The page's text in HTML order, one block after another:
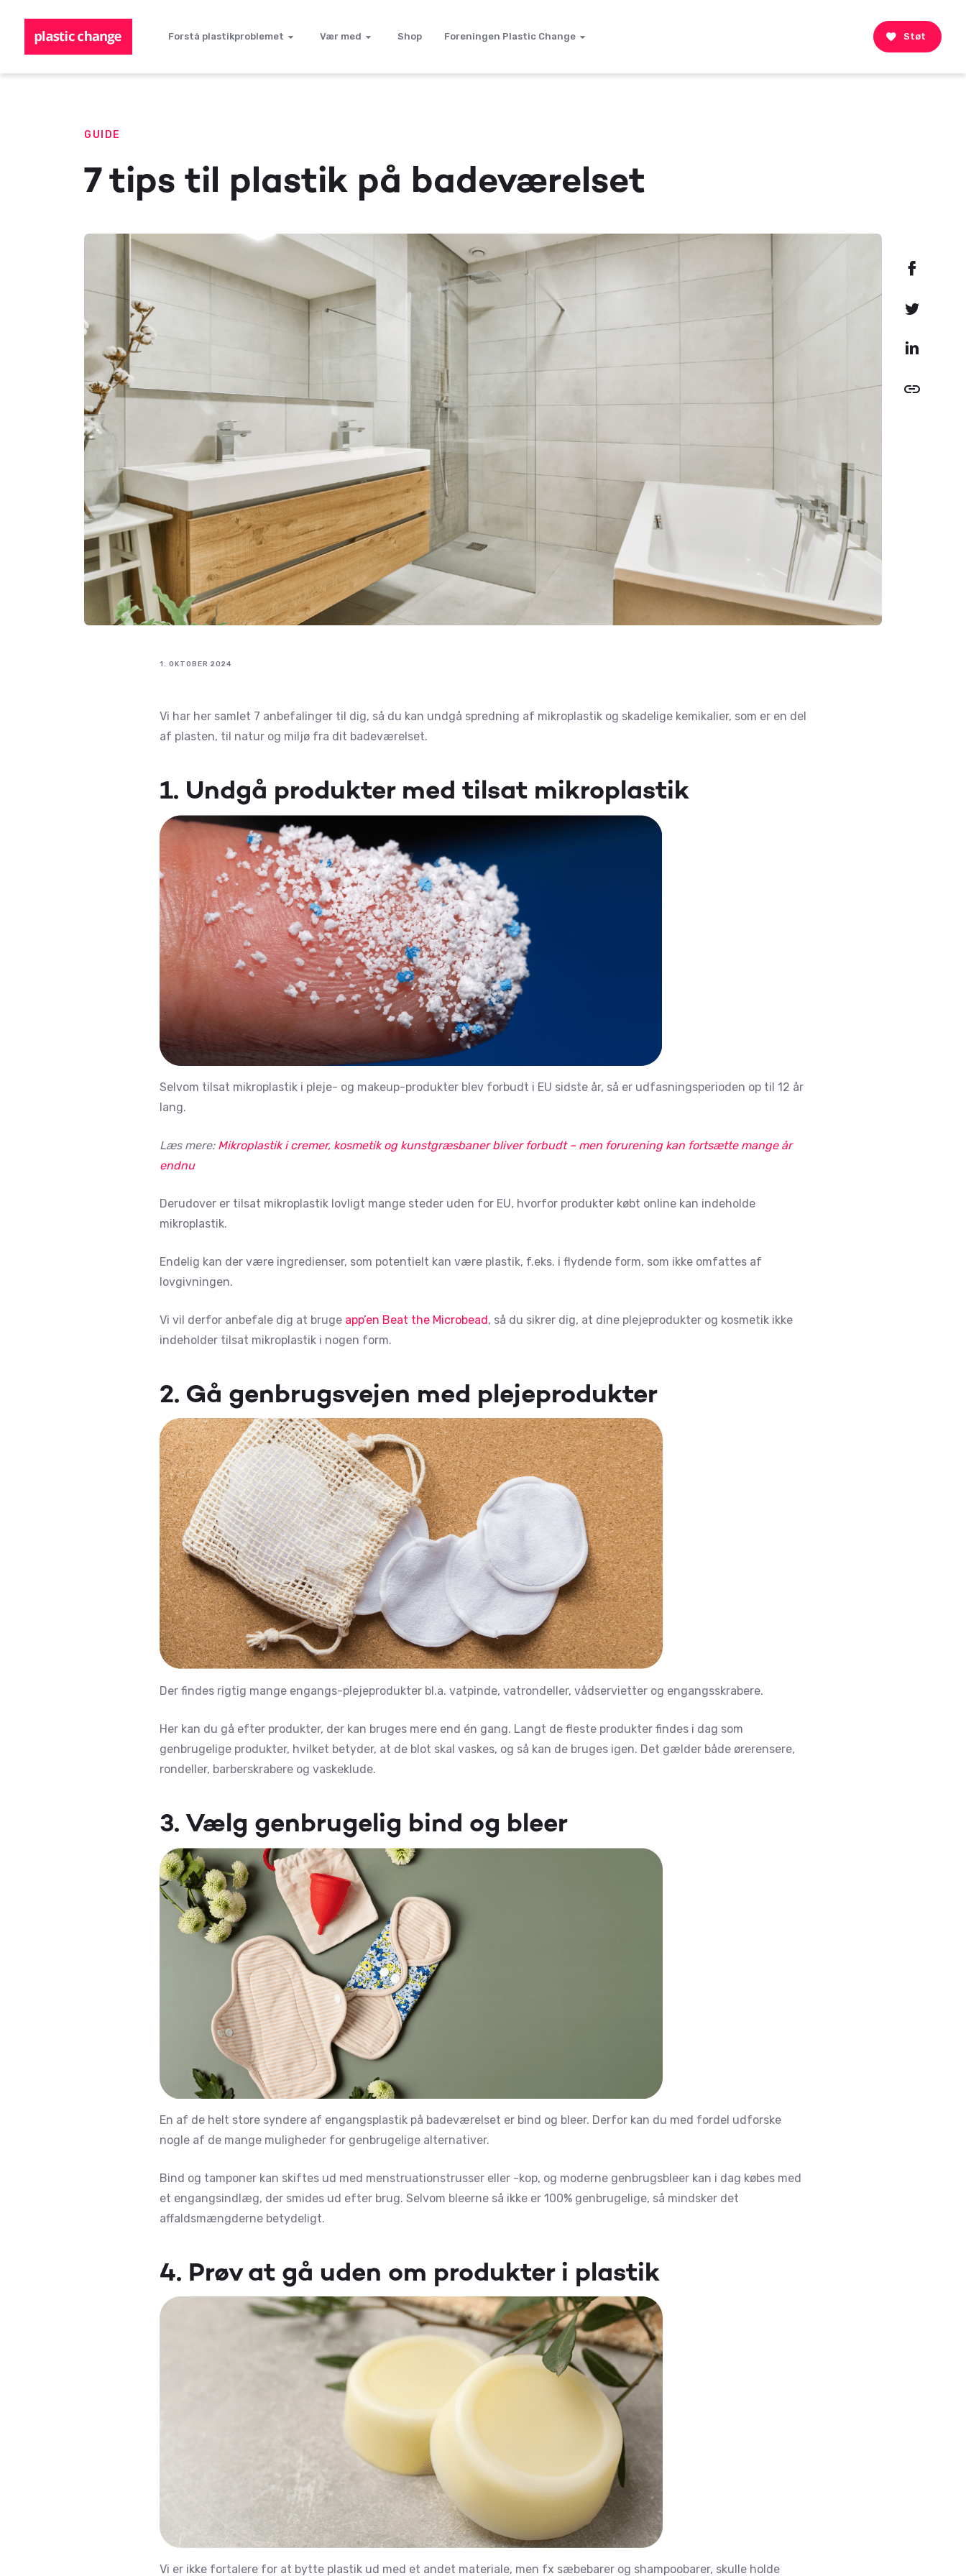
Forstå plastikproblemet Vær med Shop Foreningen Plastic Change Støt
GUIDE
7 tips til plastik på badeværelset
1. OKTOBER 2024
Vi har her samlet 7 anbefalinger til dig, så du kan undgå spredning af mikroplastik og skadelige kemikalier, som er en del
af plasten, til natur og miljø fra dit badeværelset.
1. Undgå produkter med tilsat mikroplastik
Selvom tilsat mikroplastik i pleje- og makeup-produkter blev forbudt i EU sidste år, så er udfasningsperioden op til 12 år
lang.
Læs mere: Mikroplastik i cremer, kosmetik og kunstgræsbaner bliver forbudt – men forurening kan fortsætte mange år
endnu
Derudover er tilsat mikroplastik lovligt mange steder uden for EU, hvorfor produkter købt online kan indeholde
mikroplastik.
Endelig kan der være ingredienser, som potentielt kan være plastik, f.eks. i flydende form, som ikke omfattes af
lovgivningen.
Vi vil derfor anbefale dig at bruge app’en Beat the Microbead, så du sikrer dig, at dine plejeprodukter og kosmetik ikke
indeholder tilsat mikroplastik i nogen form.
2. Gå genbrugsvejen med plejeprodukter
Der findes rigtig mange engangs-plejeprodukter bl.a. vatpinde, vatrondeller, vådservietter og engangsskrabere.
Her kan du gå efter produkter, der kan bruges mere end én gang. Langt de fleste produkter findes i dag som
genbrugelige produkter, hvilket betyder, at de blot skal vaskes, og så kan de bruges igen. Det gælder både ørerensere,
rondeller, barberskrabere og vaskeklude.
3. Vælg genbrugelig bind og bleer
En af de helt store syndere af engangsplastik på badeværelset er bind og bleer. Derfor kan du med fordel udforske
nogle af de mange muligheder for genbrugelige alternativer.
Bind og tamponer kan skiftes ud med menstruationstrusser eller -kop, og moderne genbrugsbleer kan i dag købes med
et engangsindlæg, der smides ud efter brug. Selvom bleerne så ikke er 100% genbrugelige, så mindsker det
affaldsmængderne betydeligt.
4. Prøv at gå uden om produkter i plastik
Vi er ikke fortalere for at bytte plastik ud med et andet materiale, men fx sæbebarer og shampoobarer, skulle holde